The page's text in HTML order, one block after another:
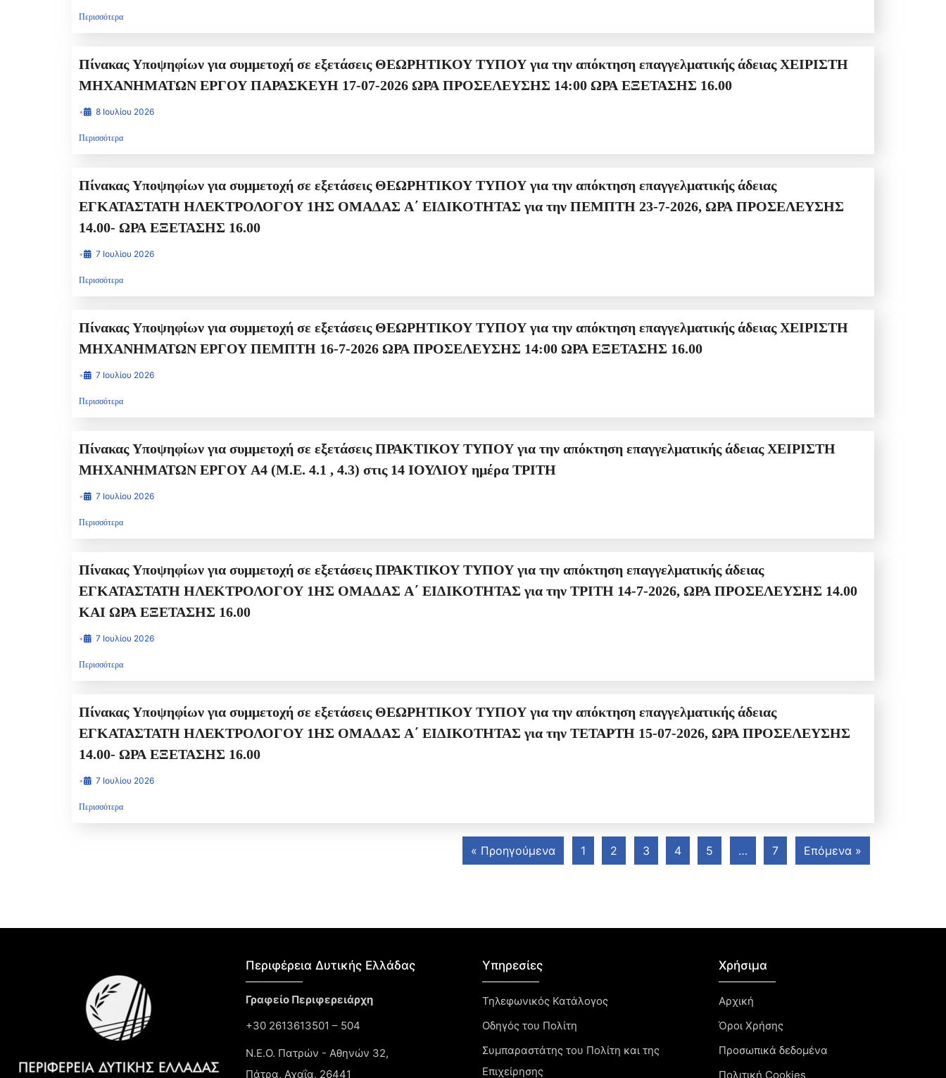
Περισσότερα
Πίνακας Υποψηφίων για συμμετοχή σε εξετάσεις ΘΕΩΡΗΤΙΚΟΥ ΤΥΠΟΥ για την απόκτηση επαγγελματικής άδειας ΧΕΙΡΙΣΤΗ
ΜΗΧΑΝΗΜΑΤΩΝ ΕΡΓΟΥ ΠΑΡΑΣΚΕΥΗ 17-07-2026 ΩΡΑ ΠΡΟΣΕΛΕΥΣΗΣ 14:00 ΩΡΑ ΕΞΕΤΑΣΗΣ 16.00
• 8 Ιουλίου 2026
Περισσότερα
Πίνακας Υποψηφίων για συμμετοχή σε εξετάσεις ΘΕΩΡΗΤΙΚΟΥ ΤΥΠΟΥ για την απόκτηση επαγγελματικής άδειας
ΕΓΚΑΤΑΣΤΑΤΗ ΗΛΕΚΤΡΟΛΟΓΟΥ 1ΗΣ ΟΜΑΔΑΣ Α΄ ΕΙΔΙΚΟΤΗΤΑΣ για την ΠΕΜΠΤΗ 23-7-2026, ΩΡΑ ΠΡΟΣΕΛΕΥΣΗΣ
14.00- ΩΡΑ ΕΞΕΤΑΣΗΣ 16.00
• 7 Ιουλίου 2026
Περισσότερα
Πίνακας Υποψηφίων για συμμετοχή σε εξετάσεις ΘΕΩΡΗΤΙΚΟΥ ΤΥΠΟΥ για την απόκτηση επαγγελματικής άδειας ΧΕΙΡΙΣΤΗ
ΜΗΧΑΝΗΜΑΤΩΝ ΕΡΓΟΥ ΠΕΜΠΤΗ 16-7-2026 ΩΡΑ ΠΡΟΣΕΛΕΥΣΗΣ 14:00 ΩΡΑ ΕΞΕΤΑΣΗΣ 16.00
• 7 Ιουλίου 2026
Περισσότερα
Πίνακας Υποψηφίων για συμμετοχή σε εξετάσεις ΠΡΑΚΤΙΚΟΥ ΤΥΠΟΥ για την απόκτηση επαγγελματικής άδειας ΧΕΙΡΙΣΤΗ
ΜΗΧΑΝΗΜΑΤΩΝ ΕΡΓΟΥ Α4 (Μ.Ε. 4.1 , 4.3) στις 14 ΙΟΥΛΙΟΥ ημέρα ΤΡΙΤΗ
• 7 Ιουλίου 2026
Περισσότερα
Πίνακας Υποψηφίων για συμμετοχή σε εξετάσεις ΠΡΑΚΤΙΚΟΥ ΤΥΠΟΥ για την απόκτηση επαγγελματικής άδειας
ΕΓΚΑΤΑΣΤΑΤΗ ΗΛΕΚΤΡΟΛΟΓΟΥ 1ΗΣ ΟΜΑΔΑΣ Α΄ ΕΙΔΙΚΟΤΗΤΑΣ για την ΤΡΙΤΗ 14-7-2026, ΩΡΑ ΠΡΟΣΕΛΕΥΣΗΣ 14.00
ΚΑΙ ΩΡΑ ΕΞΕΤΑΣΗΣ 16.00
• 7 Ιουλίου 2026
Περισσότερα
Πίνακας Υποψηφίων για συμμετοχή σε εξετάσεις ΘΕΩΡΗΤΙΚΟΥ ΤΥΠΟΥ για την απόκτηση επαγγελματικής άδειας
ΕΓΚΑΤΑΣΤΑΤΗ ΗΛΕΚΤΡΟΛΟΓΟΥ 1ΗΣ ΟΜΑΔΑΣ Α΄ ΕΙΔΙΚΟΤΗΤΑΣ για την ΤΕΤΑΡΤΗ 15-07-2026, ΩΡΑ ΠΡΟΣΕΛΕΥΣΗΣ
14.00- ΩΡΑ ΕΞΕΤΑΣΗΣ 16.00
• 7 Ιουλίου 2026
Περισσότερα
« Προηγούμενα 1 2 3 4 5 … 7 Επόμενα »
Περιφέρεια Δυτικής Ελλάδας​
Γραφείο Περιφερειάρχη
+30 2613613501 – 504
Ν.Ε.Ο. Πατρών - Αθηνών 32,
Πάτρα, Αχαΐα, 26441
Υπηρεσίες
Τηλεφωνικός Κατάλογος
Οδηγός του Πολίτη
Συμπαραστάτης του Πολίτη και της
Επιχείρησης
Χρήσιμα
Αρχική
Όροι Χρήσης
Προσωπικά δεδομένα
Πολιτική Cookies